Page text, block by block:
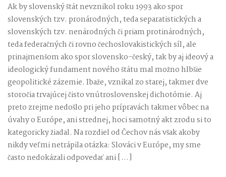
Ak by slovenský štát nevznikol roku 1993 ako spor
slovenských tzv. pronárodných, teda separatistických a
slovenských tzv. nenárodných či priam protinárodných,
teda federačných či rovno čechoslovakistických síl, ale
prinajmenšom ako spor slovensko-český, tak by aj ideový a
ideologický fundament nového štátu mal možno hlbšie
geopolitické zázemie. Ibaže, vznikal zo starej, takmer dve
storočia trvajúcej čisto vnútroslovenskej dichotómie. Aj
preto zrejme nedošlo pri jeho prípravách takmer vôbec na
úvahy o Európe, ani strednej, hoci samotný akt zrodu si to
kategoricky žiadal. Na rozdiel od Čechov nás však akoby
nikdy veľmi netrápila otázka: Slováci v Európe, my sme
často nedokázali odpovedať ani […]